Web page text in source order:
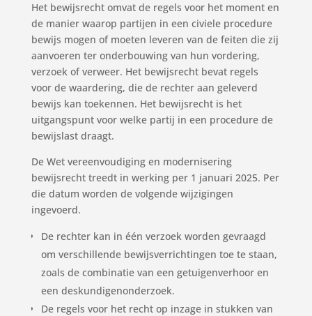
Het bewijsrecht omvat de regels voor het moment en
de manier waarop partijen in een civiele procedure
bewijs mogen of moeten leveren van de feiten die zij
aanvoeren ter onderbouwing van hun vordering,
verzoek of verweer. Het bewijsrecht bevat regels
voor de waardering, die de rechter aan geleverd
bewijs kan toekennen. Het bewijsrecht is het
uitgangspunt voor welke partij in een procedure de
bewijslast draagt.
De Wet vereenvoudiging en modernisering
bewijsrecht treedt in werking per 1 januari 2025. Per
die datum worden de volgende wijzigingen
ingevoerd.
De rechter kan in één verzoek worden gevraagd
om verschillende bewijsverrichtingen toe te staan,
zoals de combinatie van een getuigenverhoor en
een deskundigenonderzoek.
De regels voor het recht op inzage in stukken van